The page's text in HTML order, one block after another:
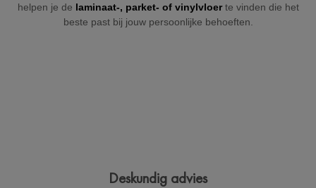
helpen je de laminaat-, parket- of vinylvloerte vinden die het
beste past bij jouw persoonlijke behoeften.
Deskundig advies